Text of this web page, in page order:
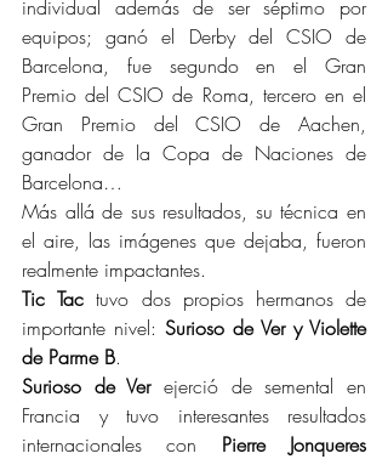
individual además de ser séptimo por
equipos; ganó el Derby del CSIO de
Barcelona, fue segundo en el Gran
Premio del CSIO de Roma, tercero en el
Gran Premio del CSIO de Aachen,
ganador de la Copa de Naciones de
Barcelona…
Más allá de sus resultados, su técnica en
el aire, las imágenes que dejaba, fueron
realmente impactantes.
Tic Tac tuvo dos propios hermanos de
importante nivel: Surioso de Ver y Violette
de Parme B.
Surioso de Ver ejerció de semental en
Francia y tuvo interesantes resultados
internacionales con Pierre Jonqueres